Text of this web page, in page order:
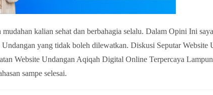
mudahan kalian sehat dan berbahagia selalu. Dalam Opini Ini
Undangan yang tidak boleh dilewatkan. Diskusi Seputar Website
Website Undangan Aqiqah Digital Online Terpercaya
sampe selesai.